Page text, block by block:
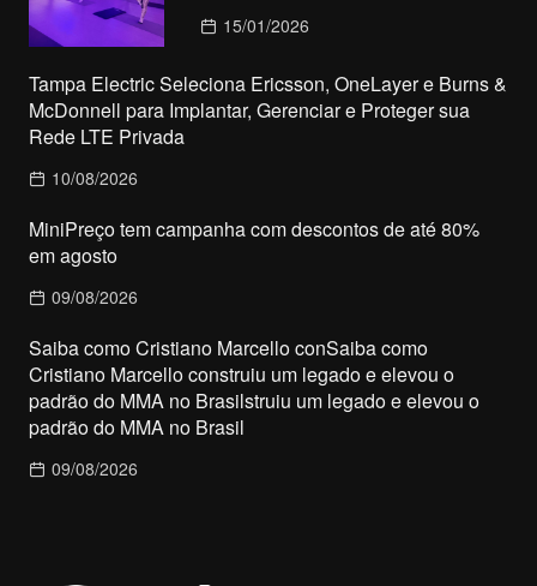
15/01/2026
Tampa Electric Seleciona Ericsson, OneLayer e Burns &
McDonnell para Implantar, Gerenciar e Proteger sua
Rede LTE Privada
10/08/2026
MiniPreço tem campanha com descontos de até 80%
em agosto
09/08/2026
Saiba como Cristiano Marcello conSaiba como
Cristiano Marcello construiu um legado e elevou o
padrão do MMA no Brasilstruiu um legado e elevou o
padrão do MMA no Brasil
09/08/2026